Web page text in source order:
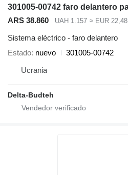
ARS 38.860 UAH 1.157 ≈ EUR 22,48
Sistema eléctrico - faro delantero
Estado nuevo
301005-00742
Ucrania
Delta-Budteh